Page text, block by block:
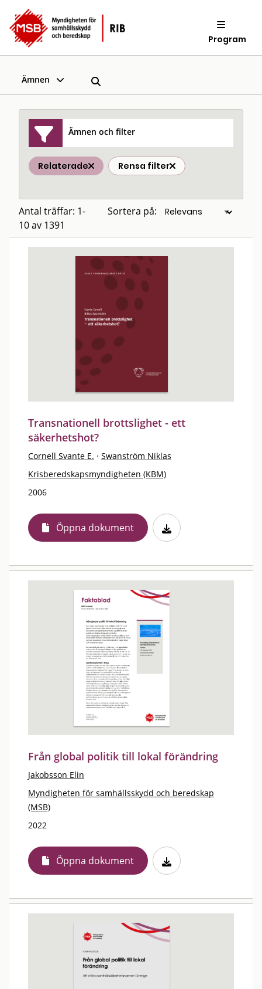
Program
Ämnen
Ämnen och filter
Relaterade Rensa filter
Antal träffar: 1-
10 av 1391
Sortera på:
Transnationell brottslighet - ett
säkerhetshot?
Cornell Svante E. · Swanström Niklas
Krisberedskapsmyndigheten (KBM)
2006
Öppna dokument
Från global politik till lokal förändring
Jakobsson Elin
Myndigheten för samhällsskydd och beredskap
(MSB)
2022
Öppna dokument